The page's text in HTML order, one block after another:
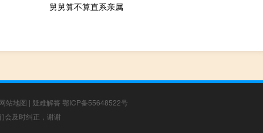
舅舅算不算直系亲属
站地图 | 疑难解答 鄂ICP备55648522号
会及时纠正，谢谢